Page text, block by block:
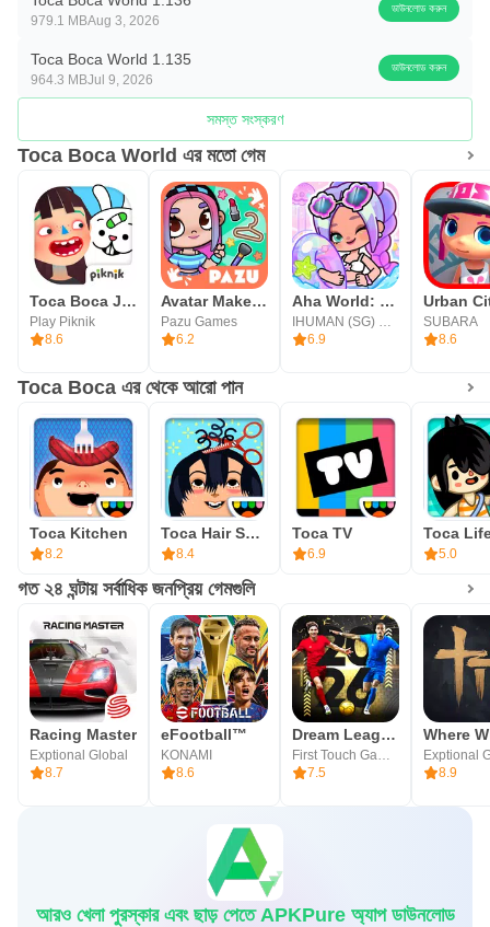
979.1 MBAug 3, 2026
ডাউনলোড করুন
Toca Boca World 1.135
964.3 MBJul 9, 2026
ডাউনলোড করুন
সমস্ত সংস্করণ
Toca Boca World এর মতো গেম
Toca Boca Jr: Fun Kids Games
Play Piknik
8.6
Avatar Maker Dress up for kids
Pazu Games
6.2
Aha World: Doll Dress-Up Game
6.9
SUBARA
8.6
Toca Boca এর থেকে আরো পান
Toca Kitchen
8.2
Toca Hair Salon 2 - Free!
8.4
Toca TV
6.9 5.0
গত ২৪ ঘন্টায় সর্বাধিক জনপ্রিয় গেমগুলি
Racing Master
Exptional Global
8.7
eFootball™
KONAMI
8.6
Dream League Soccer 2026
7.5
Exptional
8.9
আরও খেলা পুরস্কার এবং ছাড় পেতে APKPure অ্যাপ ডাউনলোড